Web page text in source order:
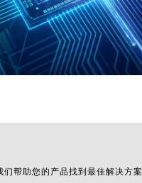
们帮助您的产品找到最佳解决方案